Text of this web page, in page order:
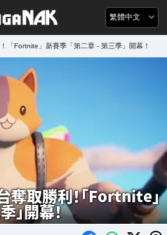
繁體中文
「Fortnite」新賽季「第二章 - 第三季」開幕！
取勝利！「Fortnite」
」開幕！